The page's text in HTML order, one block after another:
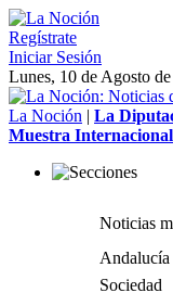
Regístrate
Iniciar Sesión
Lunes, 10 de Agosto
La Noción | La
Muestra
Noticias
Sociedad